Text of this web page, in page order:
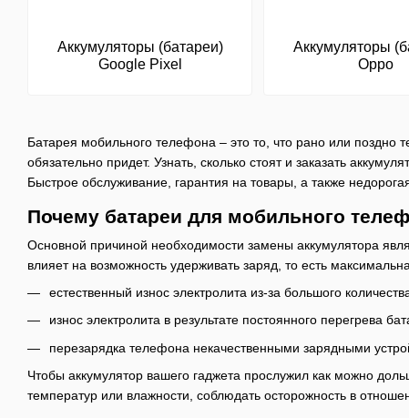
Батарея мобильного телефона – это то, что рано или поздно
обязательно придет. Узнать, сколько стоят и заказать
Быстрое обслуживание, гарантия на товары, а также
Почему батареи для мобильного
Основной причиной необходимости замены аккумулятора
влияет на возможность удерживать заряд, то есть
естественный износ электролита из-за большого
износ электролита в результате постоянного перегрева
перезарядка телефона некачественными зарядными
Чтобы аккумулятор вашего гаджета прослужил как можно
температур или влажности, соблюдать осторожность в
Аккумуляторы (батареи)
Google Pixel
Аккумуляторы
Oppo